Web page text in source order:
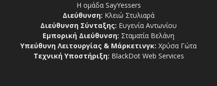
Η ομάδα SayYessers
Διεύθυνση: Κλειώ Στυλιαρά
Διεύθυνση Σύνταξης: Ευγενία Αντωνίου
Εμπορική Διεύθυνση: Σταματία Βελάνη
Υπεύθυνη Λειτουργίας & Μάρκετινγκ: Χρύσα Γώτα
Τεχνική Υποστήριξη: BlackDot Web Services